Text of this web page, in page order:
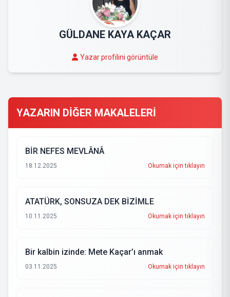
GÜLDANE KAYA KAÇAR
Yazar profilini görüntüle
YAZARIN DİĞER MAKALELERİ
BİR NEFES MEVLÂNÂ
18.12.2025 Okumak için tıklayın
ATATÜRK, SONSUZA DEK BİZİMLE
10.11.2025 Okumak için tıklayın
Bir kalbin izinde: Mete Kaçar’ı anmak
03.11.2025 Okumak için tıklayın